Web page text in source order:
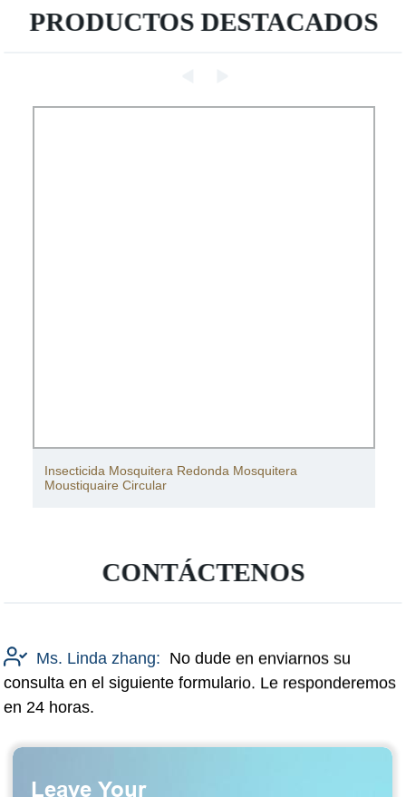
PRODUCTOS DESTACADOS
Insecticida Mosquitera Redonda Mosquitera
Moustiquaire Circular
CONTÁCTENOS
Ms. Linda zhang: No dude en enviarnos su
consulta en el siguiente formulario. Le responderemos
en 24 horas.